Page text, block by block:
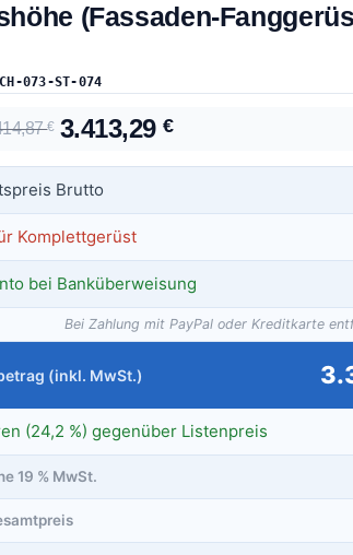
(Fassaden-
073-ST-074
€ 3.413,29€
Brutto
Komplettgerüst
bei Banküberweisung
Bei Zahlung mit PayPal oder Kreditkarte
(inkl. MwSt.)
(24,2 %) gegenüber Listenpreis
19 % MwSt.